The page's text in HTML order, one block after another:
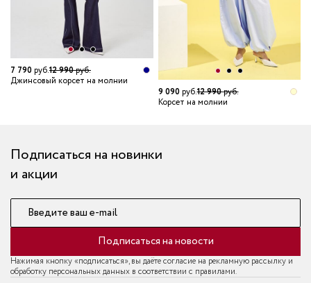
7 790руб.12 990руб.
Джинсовый корсет на молнии
9 090руб.12 990руб.
Корсет на молнии
Подписаться на новинки
и акции
Введите ваш e-mail
Подписаться на новости
Нажимая кнопку «подписаться», вы даёте согласие на рекламную рассылку и
обработку персональных данных в соответствии с правилами.